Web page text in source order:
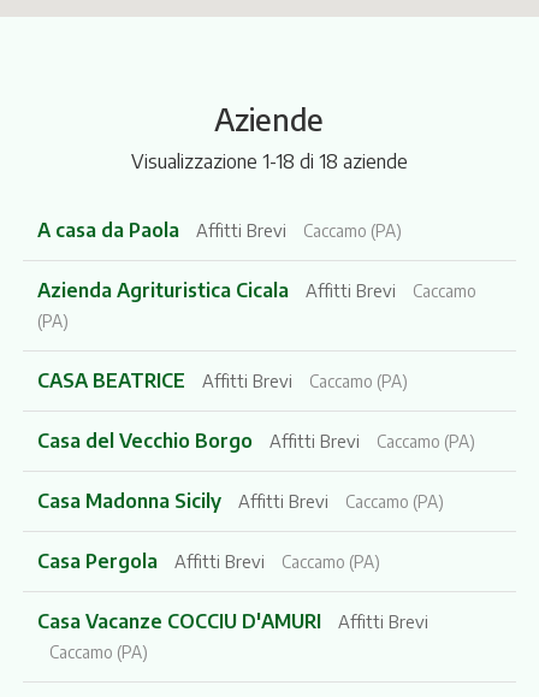
Aziende
Visualizzazione 1-18 di 18 aziende
A casa da Paola Affitti Brevi Caccamo (PA)
Azienda Agrituristica Cicala Affitti Brevi
Caccamo
(PA)
CASA BEATRICE Affitti Brevi Caccamo (PA)
Casa del Vecchio Borgo Affitti Brevi Caccamo (PA)
Casa Madonna Sicily Affitti Brevi Caccamo (PA)
Casa Pergola Affitti Brevi Caccamo (PA)
Casa Vacanze COCCIU D'AMURI Affitti Brevi
Caccamo (PA)